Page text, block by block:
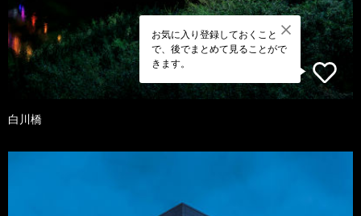
お気に入り登録しておくこと
で、後でまとめて見ることがで
きます。
白川橋